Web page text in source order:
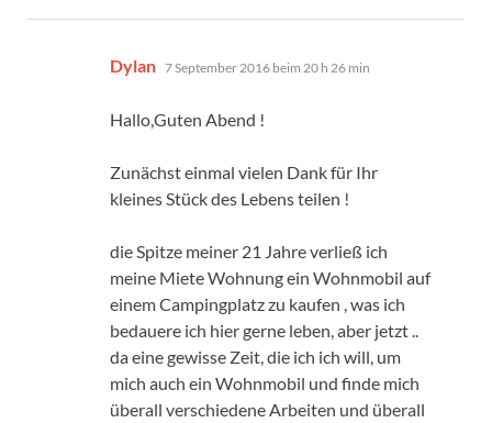
Dylan sagt:
7 September 2016 beim 20 h 26 min
Hallo,Guten Abend !
Zunächst einmal vielen Dank für Ihr
kleines Stück des Lebens teilen !
die Spitze meiner 21 Jahre verließ ich
meine Miete Wohnung ein Wohnmobil auf
einem Campingplatz zu kaufen , was ich
bedauere ich hier gerne leben, aber jetzt ..
da eine gewisse Zeit, die ich ich will, um
mich auch ein Wohnmobil und finde mich
überall verschiedene Arbeiten und überall